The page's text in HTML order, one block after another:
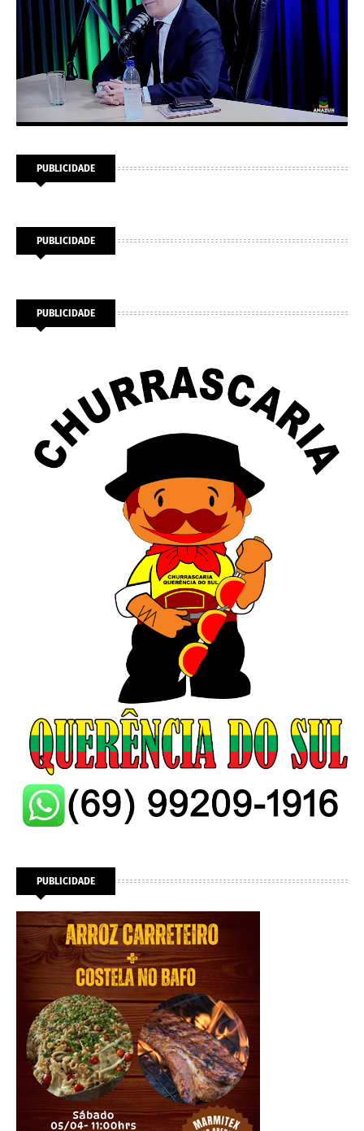
PUBLICIDADE
PUBLICIDADE
PUBLICIDADE
PUBLICIDADE